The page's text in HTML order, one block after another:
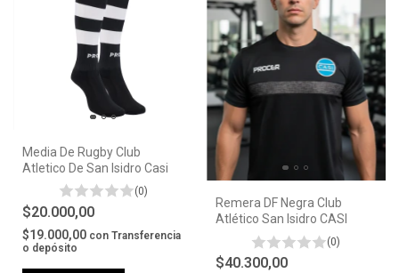
Media De Rugby Club
Atletico De San Isidro Casi
(0)
$20.000,00
$19.000,00 con Transferencia
o depósito
Remera DF Negra Club
Atlético San Isidro CASI
(0)
$40.300,00